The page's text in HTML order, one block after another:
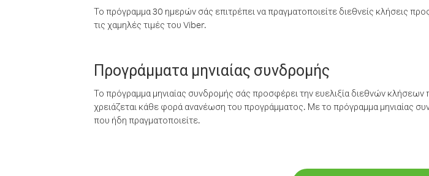
Το πρόγραμμα 30 ημερών σάς επιτρέπει να πραγματοποιείτε διεθνείς κλήσεις
τις χαμηλές τιμές του Viber.
Προγράμματα μηνιαίας συνδρομής
Το πρόγραμμα μηνιαίας συνδρομής σάς προσφέρει την ευελιξία διεθνών κλήσεων
χρειάζεται κάθε φορά ανανέωση του προγράμματος. Με το πρόγραμμα μηνιαίας
που ήδη πραγματοποιείτε.